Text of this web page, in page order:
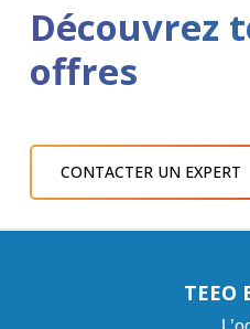
Découvrez
offres
CONTACTER UN EXPERT
TEEO